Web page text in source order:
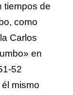
tiempos de
como
Carlos
en
52
mismo